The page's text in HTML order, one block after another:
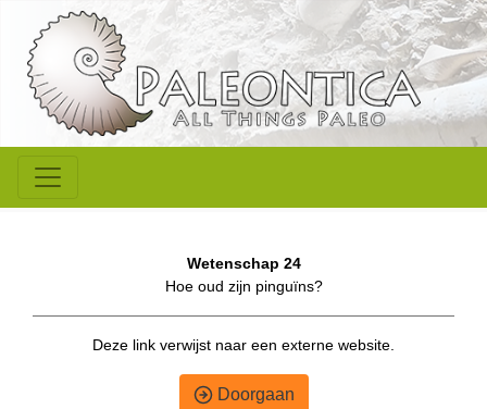
Wetenschap 24
Hoe oud zijn pinguïns?
Deze link verwijst naar een externe website.
Doorgaan